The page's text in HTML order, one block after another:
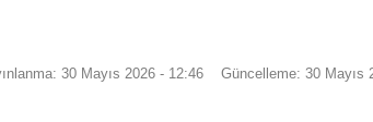
30 Mayıs 2026 - 12:46 Güncelleme: 30 Mayıs